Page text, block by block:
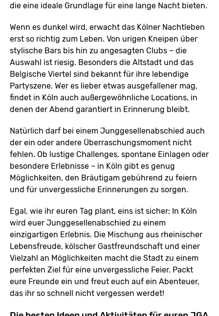
die eine ideale Grundlage für eine lange Nacht bieten.
Wenn es dunkel wird, erwacht das Kölner Nachtleben
erst so richtig zum Leben. Von urigen Kneipen über
stylische Bars bis hin zu angesagten Clubs – die
Auswahl ist riesig. Besonders die Altstadt und das
Belgische Viertel sind bekannt für ihre lebendige
Partyszene. Wer es lieber etwas ausgefallener mag,
findet in Köln auch außergewöhnliche Locations, in
denen der Abend garantiert in Erinnerung bleibt.
Natürlich darf bei einem Junggesellenabschied auch
der ein oder andere Überraschungsmoment nicht
fehlen. Ob lustige Challenges, spontane Einlagen oder
besondere Erlebnisse – in Köln gibt es genug
Möglichkeiten, den Bräutigam gebührend zu feiern
und für unvergessliche Erinnerungen zu sorgen.
Egal, wie ihr euren Tag plant, eins ist sicher: In Köln
wird euer Junggesellenabschied zu einem
einzigartigen Erlebnis. Die Mischung aus rheinischer
Lebensfreude, kölscher Gastfreundschaft und einer
Vielzahl an Möglichkeiten macht die Stadt zu einem
perfekten Ziel für eine unvergessliche Feier. Packt
eure Freunde ein und freut euch auf ein Abenteuer,
das ihr so schnell nicht vergessen werdet!